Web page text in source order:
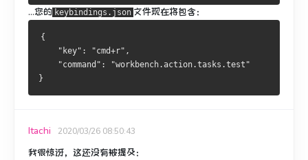
...您的 keybindings.json 文件现在将包含：
{
    "key": "cmd+r",
    "command": "workbench.action.tasks.test"
}
Itachi 2020/03/26 08:50:43
我很惊讶，这还没有被提及：